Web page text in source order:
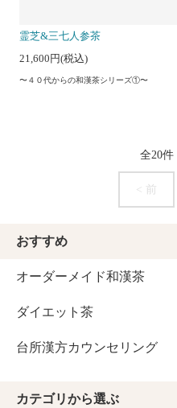
霊芝&三七人参茶
21,600円(税込)
〜４０代からの和漢茶シリーズ①〜
全20件
< 前
おすすめ
オーダーメイド和漢茶
ダイエット茶
台所漢方カウンセリング
カテゴリから選ぶ